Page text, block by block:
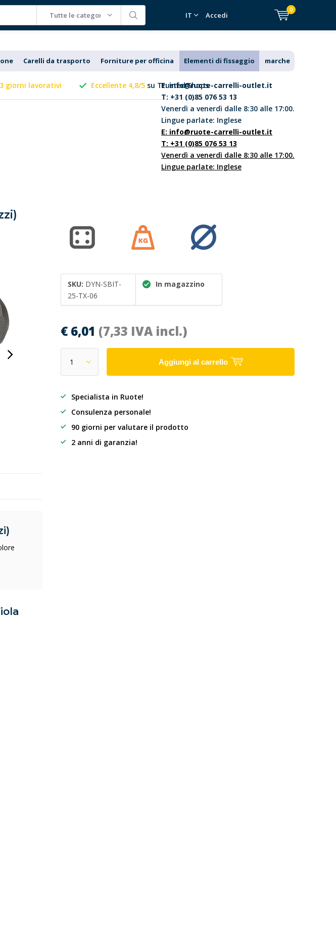
Tutte le categorie IT Accedi
0
Carelli da trasporto Forniture per officina Elementi di fissaggio marche
giorni lavorativi Eccellente 4,8/5 su Trusted Shops
E:info@ruote-carrelli-outlet.it
T: +31 (0)85 076 53 13
Venerdì a venerdì dalle 8:30 alle 17:00.
Lingue parlate: Inglese
E: info@ruote-carrelli-outlet.it
T: +31 (0)85 076 53 13
Venerdì a venerdì dalle 8:30 alle 17:00.
Lingue parlate: Inglese
SKU: DYN-SBIT-
25-TX-06
In magazzino
€ 6,01 (7,33 IVA incl.)
Aggiungi al carrello
Specialista in Ruote!
Consulenza personale!
90 giorni per valutare il prodotto
2 anni di garanzia!